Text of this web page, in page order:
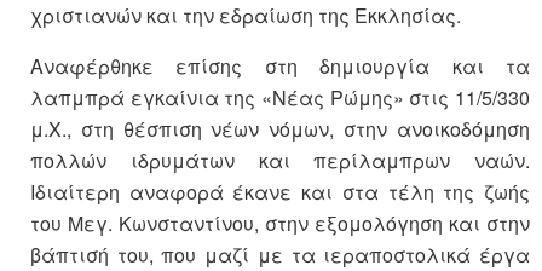
χριστιανών και την εδραίωση της Εκκλησίας.
Αναφέρθηκε επίσης στη δημιουργία και τα
λαπμπρά εγκαίνια της «Νέας Ρώμης» στις 11/5/330
μ.Χ., στη θέσπιση νέων νόμων, στην ανοικοδόμηση
πολλών ιδρυμάτων και περίλαμπρων ναών.
Ιδιαίτερη αναφορά έκανε και στα τέλη της ζωής
του Μεγ. Κωνσταντίνου, στην εξομολόγηση και στην
βάπτισή του, που μαζί με τα ιεραποστολικά έργα